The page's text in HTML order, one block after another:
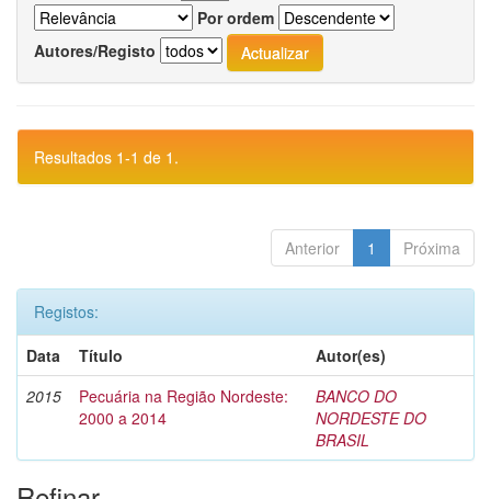
Por ordem
Autores/Registo
Resultados 1-1 de 1.
Anterior 1 Próxima
Registos:
Data
Título
Autor(es)
2015
Pecuária na Região Nordeste:
2000 a 2014
BANCO DO
NORDESTE DO
BRASIL